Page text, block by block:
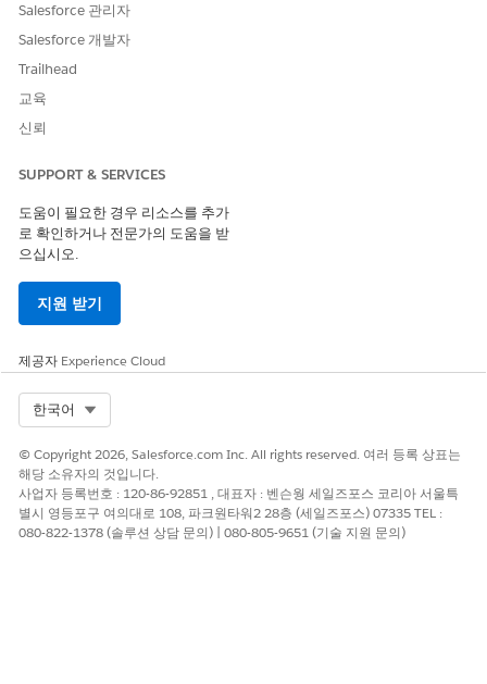
Salesforce 관리자
Salesforce 개발자
Trailhead
교육
신뢰
SUPPORT & SERVICES
도움이 필요한 경우 리소스를 추가
로 확인하거나 전문가의 도움을 받
으십시오.
지원 받기
제공자 Experience Cloud
한국어
© Copyright 2026, Salesforce.com Inc. All rights reserved. 여러 등록 상표는
해당 소유자의 것입니다.
사업자 등록번호 : 120-86-92851 , 대표자 : 벤슨웡 세일즈포스 코리아 서울특
별시 영등포구 여의대로 108, 파크원타워2 28층 (세일즈포스) 07335 TEL :
080-822-1378 (솔루션 상담 문의) | 080-805-9651 (기술 지원 문의)